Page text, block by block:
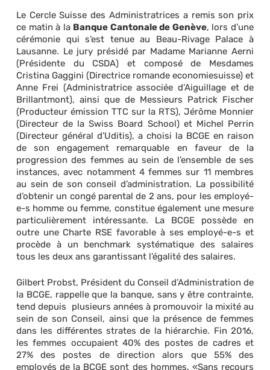
Le Cercle Suisse des Administratrices a remis son prix
ce matin à la Banque Cantonale de Genève, lors d’une
cérémonie qui s’est tenue au Beau-Rivage Palace à
Lausanne. Le jury présidé par Madame Marianne Aerni
(Présidente du CSDA) et composé de Mesdames
Cristina Gaggini (Directrice romande economiesuisse) et
Anne Frei (Administratrice associée d’Aiguillage et de
Brillantmont), ainsi que de Messieurs Patrick Fischer
(Producteur émission TTC sur la RTS), Jérôme Monnier
(Directeur de la Swiss Board School) et Michel Perrin
(Directeur général d’Uditis), a choisi la BCGE en raison
de son engagement remarquable en faveur de la
progression des femmes au sein de l’ensemble de ses
instances, avec notamment 4 femmes sur 11 membres
au sein de son conseil d’administration. La possibilité
d’obtenir un congé parental de 2 ans, pour les employé-
e-s homme ou femme, constitue également une mesure
particulièrement intéressante. La BCGE possède en
outre une Charte RSE favorable à ses employé-e-s et
procède à un benchmark systématique des salaires
tous les deux ans garantissant l’égalité des salaires.
Gilbert Probst, Président du Conseil d’Administration de
la BCGE, rappelle que la banque, sans y être contrainte,
tend depuis plusieurs années à promouvoir la mixité au
sein de son Conseil, ainsi que la présence de femmes
dans les différentes strates de la hiérarchie. Fin 2016,
les femmes occupaient 40% des postes de cadres et
27% des postes de direction alors que 55% des
employés de la BCGE sont des hommes. «Sans recours